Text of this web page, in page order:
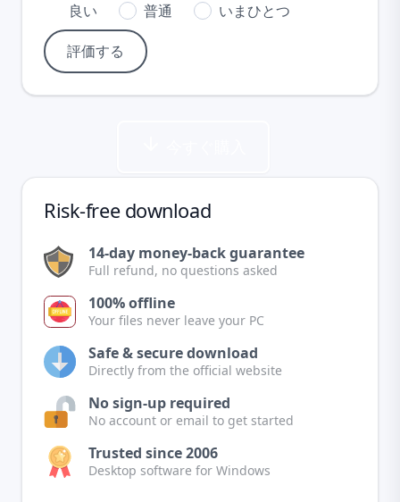
良い
普通 いまひとつ
Risk-free download
14-day money-back guarantee
Full refund, no questions asked
100% offline
Your files never leave your PC
Safe & secure download
Directly from the official website
No sign-up required
No account or email to get started
Trusted since 2006
Desktop software for Windows